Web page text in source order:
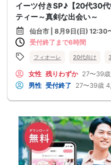
イーツ付きSP♪【20代30
ティー～真剣な出会い～
仙台市 | 8月9日(日) 12:30
受付終了まで6時間
フィオーレ 20代向け
女性 残りわずか 27〜39歳
男性 受付終了 27〜39歳